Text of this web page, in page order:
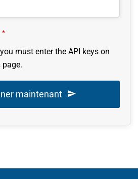
*
must enter the API keys on
maintenant